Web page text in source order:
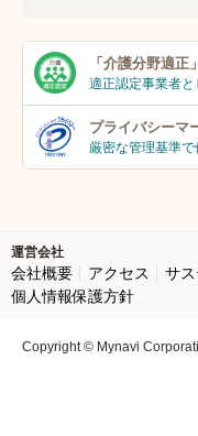
「介護分野適正」
適正認定事業者
プライバシーマ
厳密な管理基準で
運営会社
会社概要 アクセス サ
個人情報保護方針
Copyright © Mynavi